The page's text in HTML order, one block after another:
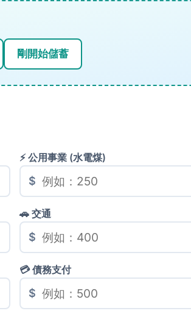
剛開始儲蓄
⚡ 公用事業 (水電煤)
$
🚗 交通
$
💳 債務支付
$